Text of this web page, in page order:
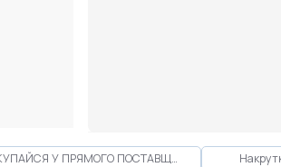
СВОЯ RU PREM БАЗА — ЗАКУПАЙСЯ У ПРЯМОГО ПОСТАВЩИКА